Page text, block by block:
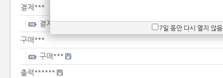
결제***
결제***
구매***
구매***
출력******
7일 동안 다시 열지 않음